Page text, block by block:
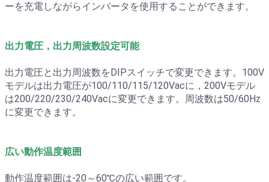
ーを充電しながらインバータを使用することができます。
出力電圧，出力周波数設定可能
出力電圧と出力周波数をDIPスイッチで変更できます。100V
モデルは出力電圧が100/110/115/120Vacに，200Vモデル
は200/220/230/240Vacに変更できます。周波数は50/60Hz
に変更できます。
広い動作温度範囲
動作温度範囲は-20～60℃の広い範囲です。